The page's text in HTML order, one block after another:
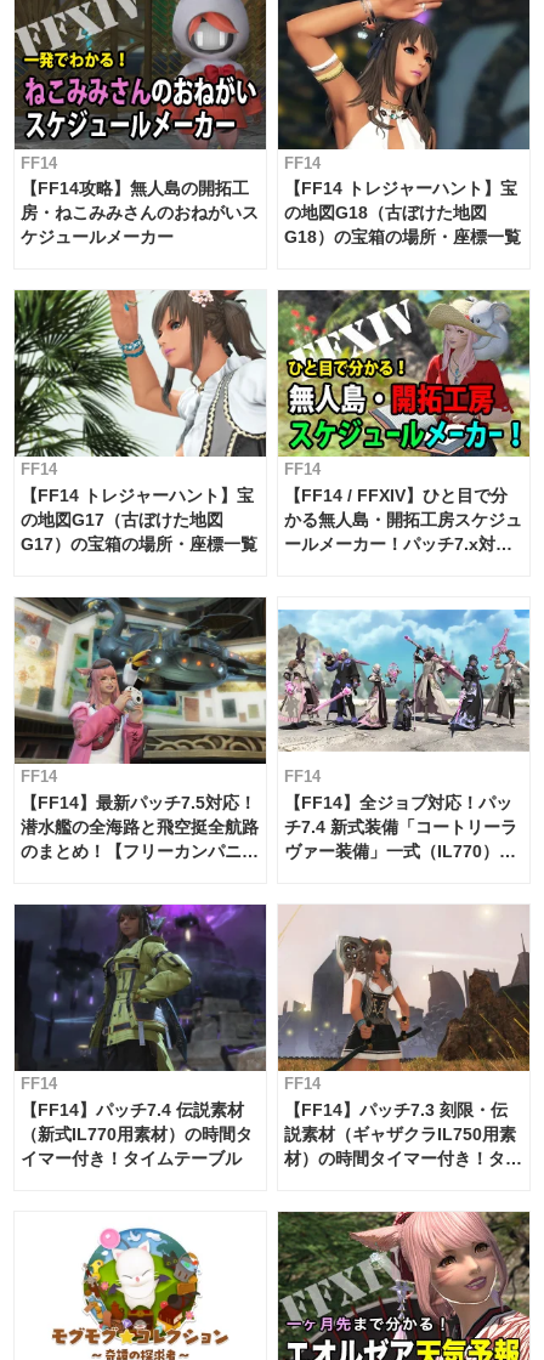
FF14
【FF14攻略】無人島の開拓工
房・ねこみみさんのおねがいス
ケジュールメーカー
FF14
【FF14 トレジャーハント】宝
の地図G18（古ぼけた地図
G18）の宝箱の場所・座標一覧
FF14
【FF14 トレジャーハント】宝
の地図G17（古ぼけた地図
G17）の宝箱の場所・座標一覧
FF14
【FF14 / FFXIV】ひと目で分
かる無人島・開拓工房スケジュ
ールメーカー！パッチ7.x対応
FF14
【FF14】最新パッチ7.5対応！
潜水艦の全海路と飛空挺全航路
のまとめ！【フリーカンパニ
FF14
【FF14】全ジョブ対応！パッ
チ7.4 新式装備「コートリーラ
ヴァー装備」一式（IL770）の
FF14
【FF14】パッチ7.4 伝説素材
（新式IL770用素材）の時間タ
イマー付き！タイムテーブル
FF14
【FF14】パッチ7.3 刻限・伝
説素材（ギャザクラIL750用素
材）の時間タイマー付き！タイ